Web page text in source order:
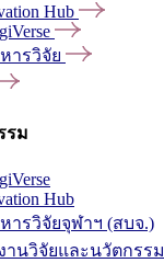
Hub
ารวิจัย
รม
Hub
ารวิจัยจุฬาฯ (สบจ.)
านวิจัยและนวัตกรรม